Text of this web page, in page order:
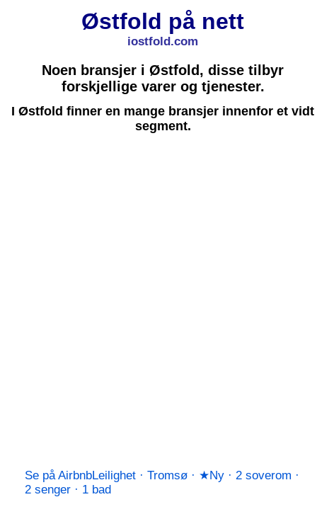
Østfold på nett
iostfold.com
Noen bransjer i Østfold, disse tilbyr
forskjellige varer og tjenester.
I Østfold finner en mange bransjer innenfor et vidt
segment.
Se på AirbnbLeilighet · Tromsø · ★Ny · 2 soverom ·
2 senger · 1 bad